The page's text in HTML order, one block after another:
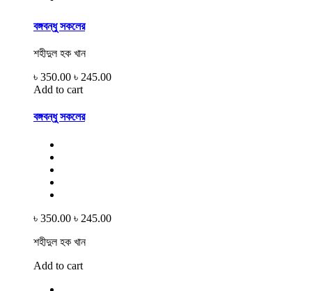
বঙ্গবন্ধু সকলের
শহীদুল হক খান
৳ 350.00 ৳ 245.00
Add to cart
বঙ্গবন্ধু সকলের
৳ 350.00 ৳ 245.00
শহীদুল হক খান
Add to cart